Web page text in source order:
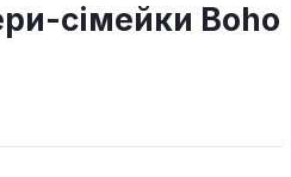
сімейки Boho